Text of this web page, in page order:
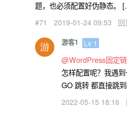
题，也必须配置好伪静态。
#71 2019-01-24 09:53 回
游客1 Lv 1
@WordPress固定
怎样配置呢？我遇
GO 跳转 都直接跳
2022-05-15 18:16